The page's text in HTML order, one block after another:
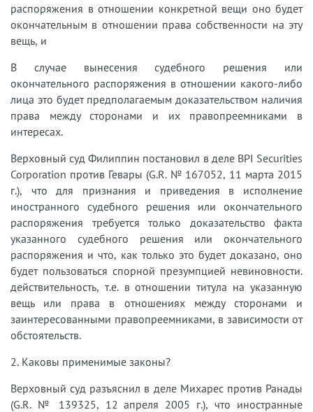
распоряжения в отношении конкретной вещи оно будет
окончательным в отношении права собственности на эту
вещь, и
В случае вынесения судебного решения или
окончательного распоряжения в отношении какого-либо
лица это будет предполагаемым доказательством наличия
права между сторонами и их правопреемниками в
интересах.
Верховный суд Филиппин постановил в деле BPI Securities
Corporation против Гевары (G.R. № 167052, 11 марта 2015
г.), что для признания и приведения в исполнение
иностранного судебного решения или окончательного
распоряжения требуется только доказательство факта
указанного судебного решения или окончательного
распоряжения и что, как только это будет доказано, оно
будет пользоваться спорной презумпцией невиновности.
действительность, т.е. в отношении титула на указанную
вещь или права в отношениях между сторонами и
заинтересованными правопреемниками, в зависимости от
обстоятельств.
2. Каковы применимые законы?
Верховный суд разъяснил в деле Михарес против Ранады
(G.R. № 139325, 12 апреля 2005 г.), что иностранные